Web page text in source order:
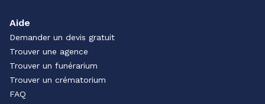
Aide
Demander un devis gratuit
Trouver une agence
Trouver un funérarium
Trouver un crématorium
FAQ